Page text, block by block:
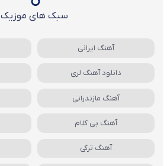
سبک های موزیک
آهنگ ایرانی
دانلود آهنگ لری
آهنگ مازندرانی
آهنگ بی کلام
آهنگ ترکی